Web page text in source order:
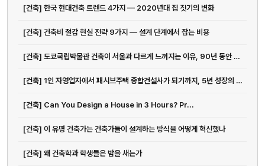
[건축] 한국 현대건축 트렌드 4가지 — 2020년대 집 짓기의 변화
[건축] 건축비 절감 현실 전략 9가지 — 설계 단계에서 잡는 비용
[건축] 도쿄국립박물관 건축이 서울과 다르게 느껴지는 이유, 90년 동안 쌓...
[건축] 1인 자영업자에서 패시브주택 종합건설사가 되기까지, 5년 성장의 진짜 의미
[건축] Can You Design a House in 3 Hours? Pr...
[건축] 이 유명 건축가는 건축가들이 설계하는 방식을 어떻게 혁신했나
[건축] 왜 건축학과 학생들은 밤을 새는가